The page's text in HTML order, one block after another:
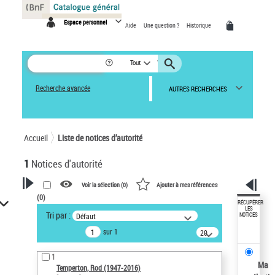
Espace personnel Aide Une question ? Historique
Tout
Recherche avancée AUTRES RECHERCHES
Accueil Liste de notices d’autorité
1 Notices d'autorité
VOTRE RECHERCHE
Recherche avancée dans les
notices d’autorité
Œuvres liées à l'auteur :
Temperton, Rod (1947-2016)
Voir la sélection (0) Ajouter à mes références
(0)
Tri par : Défaut
sur 1
20
résultats/page
1
Temperton, Rod (1947-2016)
RÉCUPÉRER
LES
NOTICES
Ma
Panneau de gestion des cookies